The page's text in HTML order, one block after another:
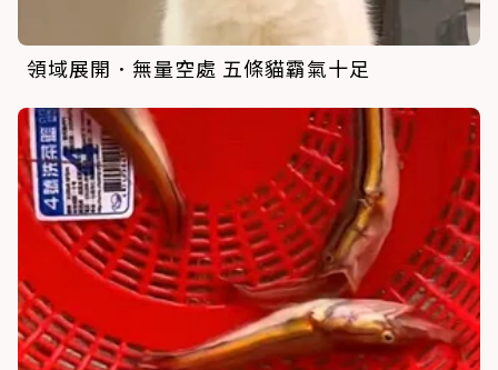
領域展開．無量空處 五條貓霸氣十足